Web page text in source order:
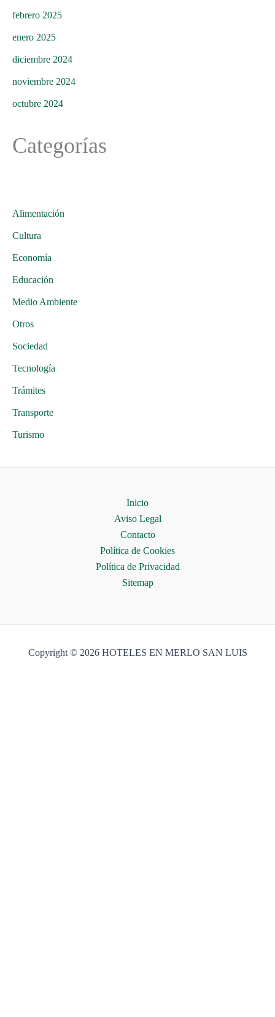
febrero 2025
enero 2025
diciembre 2024
noviembre 2024
octubre 2024
Categorías
Alimentación
Cultura
Economía
Educación
Medio Ambiente
Otros
Sociedad
Tecnología
Trámites
Transporte
Turismo
Inicio
Aviso Legal
Contacto
Política de Cookies
Política de Privacidad
Sitemap
Copyright © 2026 HOTELES EN MERLO SAN LUIS